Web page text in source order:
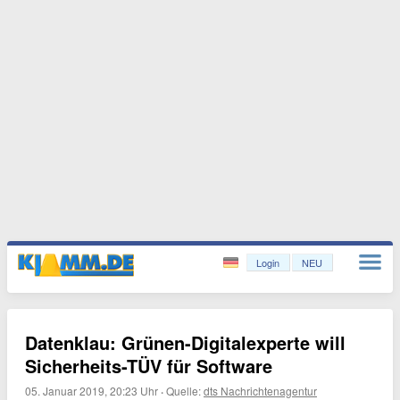
Login NEU
Datenklau: Grünen-Digitalexperte will
Sicherheits-TÜV für Software
05. Januar 2019, 20:23 Uhr ·Quelle:dts Nachrichtenagentur